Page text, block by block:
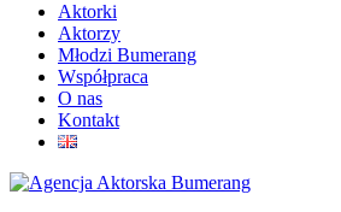
Aktorki
Aktorzy
Młodzi Bumerang
Współpraca
O nas
Kontakt